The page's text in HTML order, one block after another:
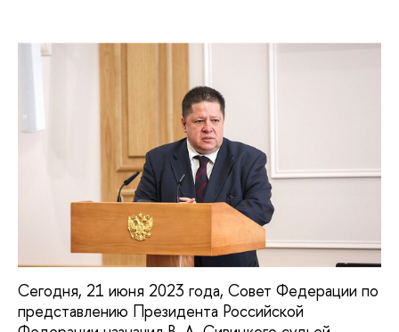
Сегодня, 21 июня 2023 года, Совет Федерации по
представлению Президента Российской